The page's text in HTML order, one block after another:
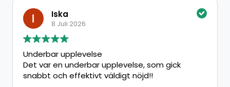
Iska
8 Juli 2026
Underbar upplevelse
Det var en underbar upplevelse, som gick
snabbt och effektivt väldigt nöjd!!